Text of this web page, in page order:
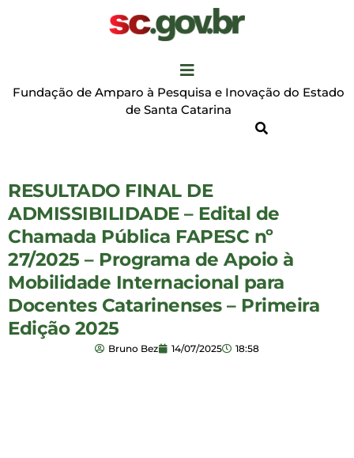
Fundação de Amparo à Pesquisa e Inovação do Estado
de Santa Catarina
RESULTADO FINAL DE
ADMISSIBILIDADE – Edital de
Chamada Pública FAPESC nº
27/2025 – Programa de Apoio à
Mobilidade Internacional para
Docentes Catarinenses – Primeira
Edição 2025
Bruno Bez 14/07/2025 18:58